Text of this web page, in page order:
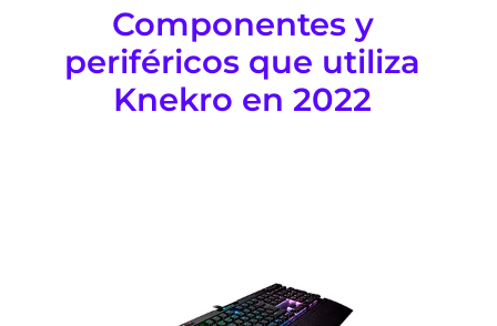
Componentes y
periféricos que utiliza
Knekro en 2022